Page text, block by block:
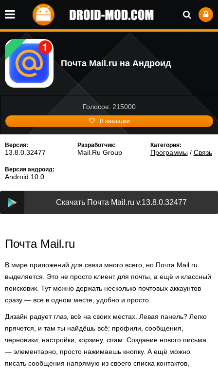
Почта Mail.ru на Андроид
Голосов: 215000
В закладки
Версия:
13.8.0.32477
Разработчик:
Mail.Ru Group
Категория:
Программы/ Связь
Версия андроид:
Android 10.0
Скачать Почта Mail.ru v.13.8.0.32477
Почта Mail.ru
В мире приложений для связи много всего, но Почта Mail.ru
выделяется. Это не просто клиент для почты, а ещё и классный
поисковик. Тут можно держать несколько почтовых аккаунтов
сразу — все в одном месте, удобно и просто.
Дизайн радует глаз, всё на своих местах. Левая панель? Легко
прячется, и там ты найдёшь всё: профили, сообщения,
черновики, настройки, корзину, спам. Создание нового письма
— элементарно, просто нажимаешь кнопку. А ещё можно
писать сообщения напрямую из своего списка контактов,